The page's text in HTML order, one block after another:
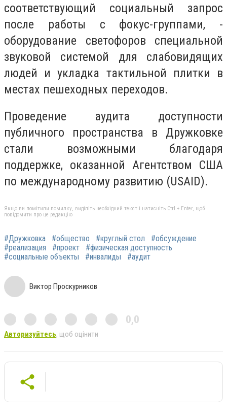
соответствующий социальный запрос
после работы с фокус-группами, -
оборудование светофоров специальной
звуковой системой для слабовидящих
людей и укладка тактильной плитки в
местах пешеходных переходов.
Проведение аудита доступности
публичного пространства в Дружковке
стали возможными благодаря
поддержке, оказанной Агентством США
по международному развитию (USAID).
Якщо ви помітили помилку, виділіть необхідний текст і натисніть Ctrl + Enter, щоб
повідомити про це редакцію
#Дружковка #общество #круглый стол
#обсуждение
#реализация
#проект
#физическая доступность
#социальные объекты
#инвалиды #аудит
Виктор Проскурников
0,0
Авторизуйтесь, щоб оцінити